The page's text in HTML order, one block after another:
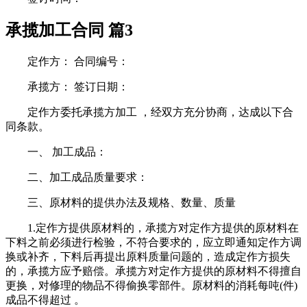
承揽加工合同 篇3
定作方： 合同编号：
承揽方： 签订日期：
定作方委托承揽方加工 ，经双方充分协商，达成以下合
同条款。
一、 加工成品：
二、加工成品质量要求：
三、原材料的提供办法及规格、数量、质量
1.定作方提供原材料的，承揽方对定作方提供的原材料在
下料之前必须进行检验，不符合要求的，应立即通知定作方调
换或补齐，下料后再提出原料质量问题的，造成定作方损失
的，承揽方应予赔偿。承揽方对定作方提供的原材料不得擅自
更换，对修理的物品不得偷换零部件。原材料的消耗每吨(件)
成品不得超过 。